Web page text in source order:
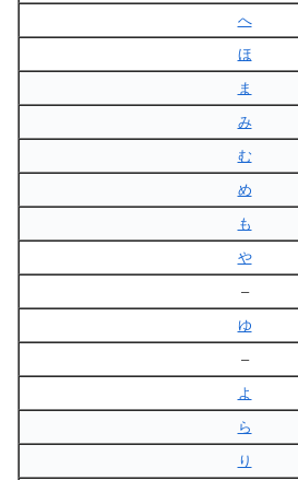
へ
ほ
ま
み
む
め
も
や
–
ゆ
–
よ
ら
り